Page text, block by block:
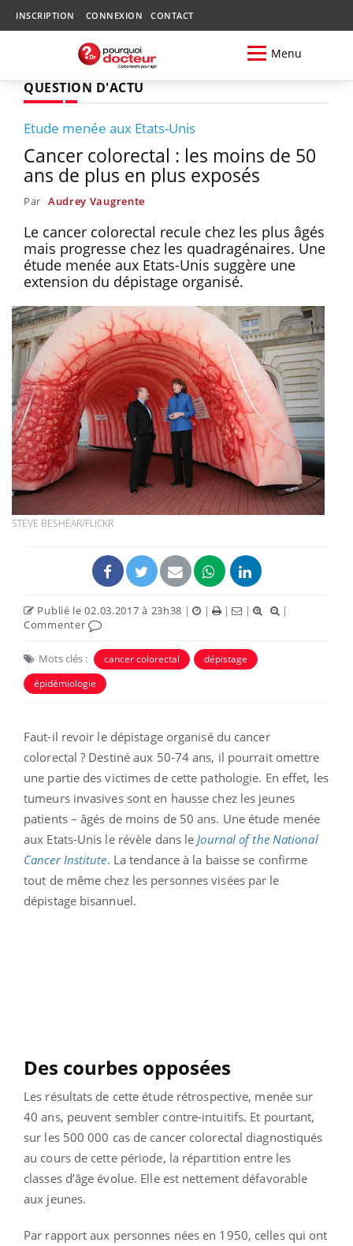
INSCRIPTION CONNEXION CONTACT
Menu
QUESTION D'ACTU
Etude menée aux Etats-Unis
Cancer colorectal : les moins de 50
ans de plus en plus exposés
Par Audrey Vaugrente
Le cancer colorectal recule chez les plus âgés
mais progresse chez les quadragénaires. Une
étude menée aux Etats-Unis suggère une
extension du dépistage organisé.
STEVE BESHEAR/FLICKR
Publié le 02.03.2017 à 23h38 | | | |
|
Commenter
Mots clés : cancer colorectal
dépistage
épidémiologie
Faut-il revoir le dépistage organisé du cancer
colorectal ? Destiné aux 50-74 ans, il pourrait omettre
une partie des victimes de cette pathologie. En effet, les
tumeurs invasives sont en hausse chez les jeunes
patients – âgés de moins de 50 ans. Une étude menée
aux Etats-Unis le révèle dans le Journal of the National
Cancer Institute. La tendance à la baisse se confirme
tout de même chez les personnes visées par le
dépistage bisannuel.
Des courbes opposées
Les résultats de cette étude rétrospective, menée sur
40 ans, peuvent sembler contre-intuitifs. Et pourtant,
sur les 500 000 cas de cancer colorectal diagnostiqués
au cours de cette période, la répartition entre les
classes d’âge évolue. Elle est nettement défavorable
aux jeunes.
Par rapport aux personnes nées en 1950, celles qui ont